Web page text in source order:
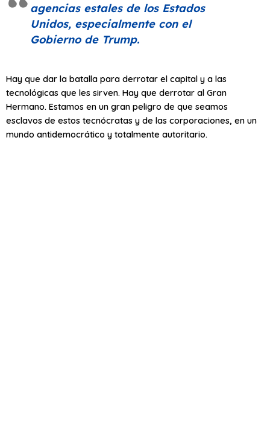
agencias estales de los Estados
Unidos, especialmente con el
Gobierno de Trump.
Hay que dar la batalla para derrotar el capital y a las
tecnológicas que les sirven. Hay que derrotar al Gran
Hermano. Estamos en un gran peligro de que seamos
esclavos de estos tecnócratas y de las corporaciones, en un
mundo antidemocrático y totalmente autoritario.